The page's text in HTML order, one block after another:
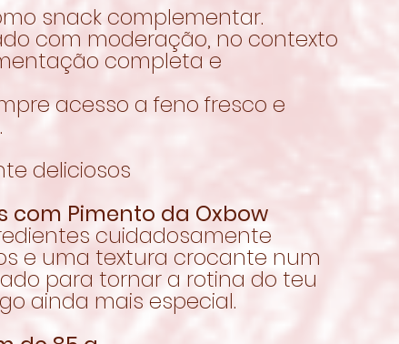
snack complementar.
com moderação, no contexto
completa e
acesso a feno fresco e
deliciosos
com Pimento da Oxbow
cuidadosamente
e uma textura crocante num
para tornar a rotina do teu
ainda mais especial.